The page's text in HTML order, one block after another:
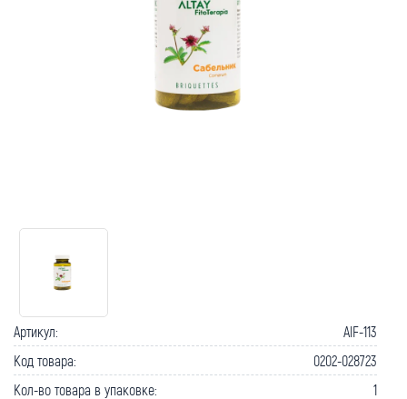
Артикул:
AlF-113
Код товара:
0202-028723
Кол-во товара в упаковке:
1
Сроки доставки